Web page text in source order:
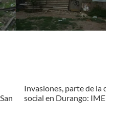
Invasiones, parte de la
social en Durango: